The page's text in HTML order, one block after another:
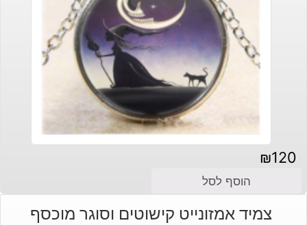
₪120
הוסף לסל
צמיד אמזונייט קישוטים וסוגר מוכסף